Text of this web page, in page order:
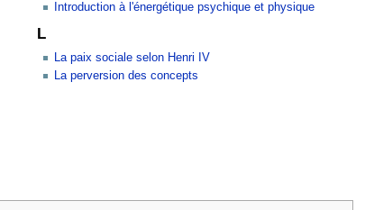
Introduction à l'énergétique psychique et physique
L
La paix sociale selon Henri IV
La perversion des concepts